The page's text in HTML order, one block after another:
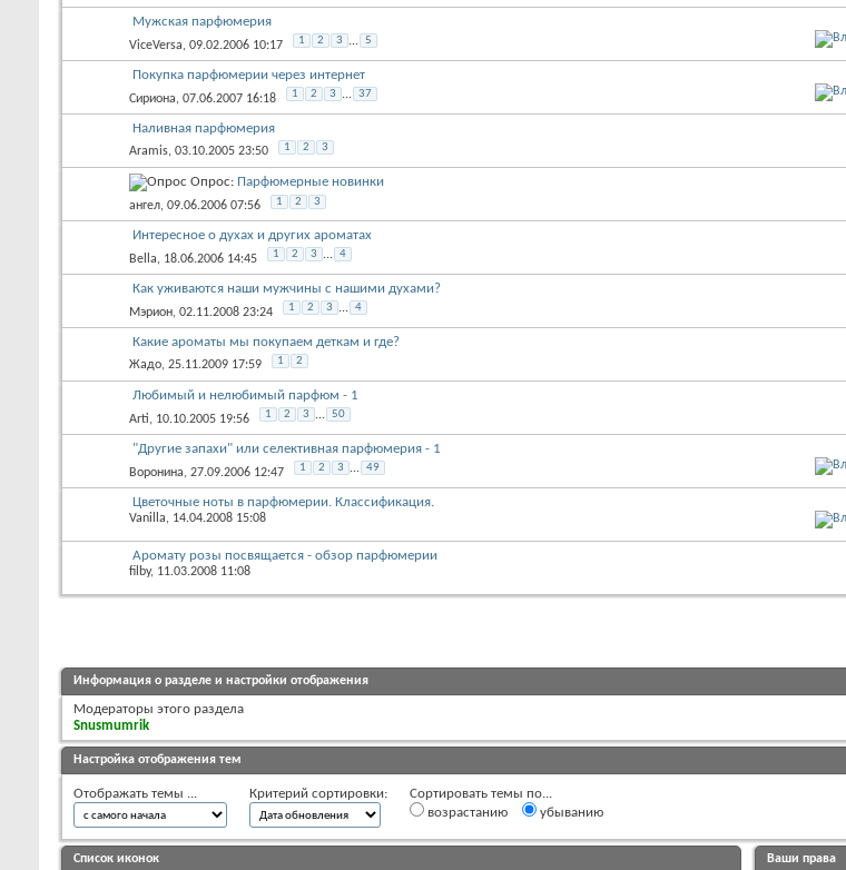
Мужская парфюмерия
ViceVersa, 09.02.2006 10:17 1 2 3 ... 5
Покупка парфюмерии через интернет
Сириона, 07.06.2007 16:18 1 2 3 ... 37
Наливная парфюмерия
Aramis, 03.10.2005 23:50 1 2 3
Опрос: Парфюмерные новинки
ангел, 09.06.2006 07:56 1 2 3
Интересное о духах и других ароматах
Bella, 18.06.2006 14:45 1 2 3 ... 4
Как уживаются наши мужчины с нашими духами?
Мэрион, 02.11.2008 23:24 1 2 3 ... 4
Какие ароматы мы покупаем деткам и где?
Жадо, 25.11.2009 17:59 1 2
Любимый и нелюбимый парфюм - 1
Arti, 10.10.2005 19:56 1 2 3 ... 50
"Другие запахи" или селективная парфюмерия - 1
Воронина, 27.09.2006 12:47 1 2 3 ... 49
Цветочные ноты в парфюмерии. Классификация.
Vanilla, 14.04.2008 15:08
Аромату розы посвящается - обзор парфюмерии
filby, 11.03.2008 11:08
Информация о разделе и настройки отображения
Модераторы этого раздела
Snusmumrik
Настройка отображения тем
Отображать темы ... Критерий сортировки:
Сортировать темы по...
возрастанию
убыванию
Список иконок Ваши права